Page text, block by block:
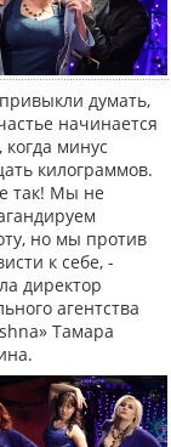
думать,
начинается
когда минус
килограммов.
так! Мы не
но мы против
к себе, -
директор
агентства
Тамара